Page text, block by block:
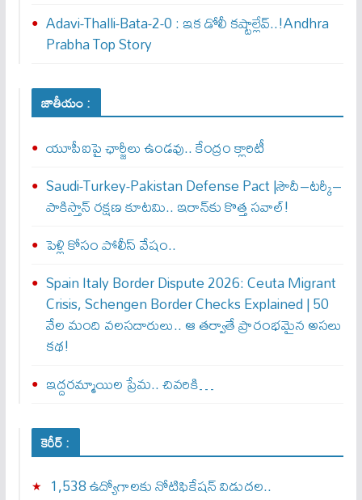
Adavi-Thalli-Bata-2-0 : ఇక డోలీ క‌ష్టాల్లేవ్..!Andhra
Prabha Top Story
జాతీయం :
యూపీఐపై ఛార్జీలు ఉండవు.. కేంద్రం క్లారిటీ
Saudi-Turkey-Pakistan Defense Pact |సౌదీ–టర్కీ–
పాకిస్తాన్ రక్షణ కూటమి.. ఇరాన్‌కు కొత్త సవాల్!
పెళ్లి కోసం పోలీస్ వేషం..
Spain Italy Border Dispute 2026: Ceuta Migrant
Crisis, Schengen Border Checks Explained | 50
వేల మంది వలసదారులు.. ఆ తర్వాతే ప్రారంభ‌మైన అసలు
కథ!
ఇద్దరమ్మాయిల ప్రేమ.. చివరికి…
కెరీర్ :
1,538 ఉద్యోగాలకు నోటిఫికేషన్ విడుదల..